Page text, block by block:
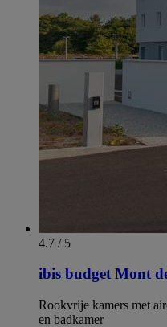
4.7 / 5
ibis budget Mont
Rookvrije kamers met
en badkamer